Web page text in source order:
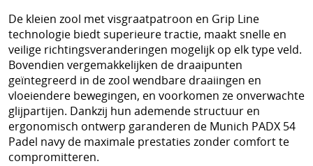
De kleien zool met visgraatpatroon en Grip Line
technologie biedt superieure tractie, maakt snelle en
veilige richtingsveranderingen mogelijk op elk type veld.
Bovendien vergemakkelijken de draaipunten
geïntegreerd in de zool wendbare draaiingen en
vloeiendere bewegingen, en voorkomen ze onverwachte
glijpartijen. Dankzij hun ademende structuur en
ergonomisch ontwerp garanderen de Munich PADX 54
Padel navy de maximale prestaties zonder comfort te
compromitteren.